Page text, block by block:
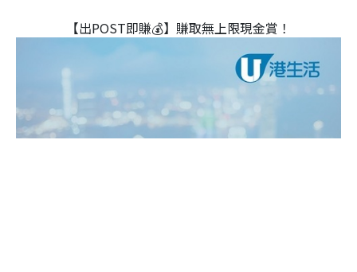
【出POST即賺💰】賺取無上限現金賞！